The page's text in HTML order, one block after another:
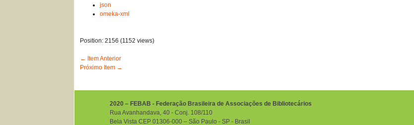
json
omeka-xml
Position:2156 (1152 views)
← Item Anterior
Próximo Item →
2020 – FEBAB - Federação Brasileira de Associações de Bibliotecários
Rua Avanhandava, 40 ‐ Conj. 108/110
Bela Vista CEP 01306-000 – São Paulo ‐ SP ‐ Brasil